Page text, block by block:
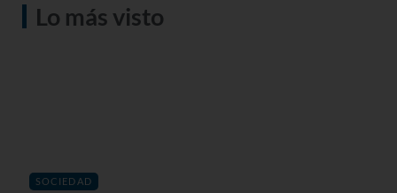
Lo más visto
SOCIEDAD